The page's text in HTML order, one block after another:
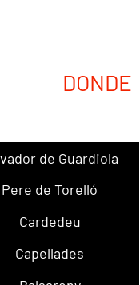
DONDE
de Guardiola
Pere de Torelló
Cardedeu
Capellades